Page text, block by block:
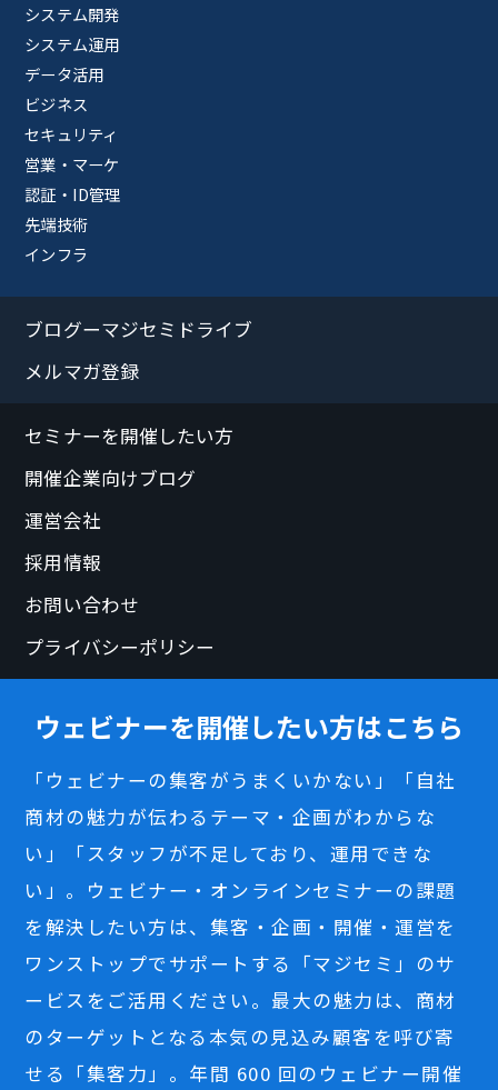
システム開発
システム運用
データ活用
ビジネス
セキュリティ
営業・マーケ
認証・ID管理
先端技術
インフラ
ブログーマジセミドライブ
メルマガ登録
セミナーを開催したい方
開催企業向けブログ
運営会社
採用情報
お問い合わせ
プライバシーポリシー
ウェビナーを開催したい方はこちら
「ウェビナーの集客がうまくいかない」「自社
商材の魅力が伝わるテーマ・企画がわからな
い」「スタッフが不足しており、運用できな
い」。ウェビナー・オンラインセミナーの課題
を解決したい方は、集客・企画・開催・運営を
ワンストップでサポートする「マジセミ」のサ
ービスをご活用ください。最大の魅力は、商材
のターゲットとなる本気の見込み顧客を呼び寄
せる「集客力」。年間 600 回のウェビナー開催